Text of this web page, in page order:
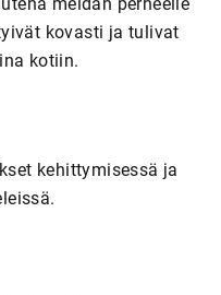
kovasti ja tulivat
kotiin.
kehittymisessä ja